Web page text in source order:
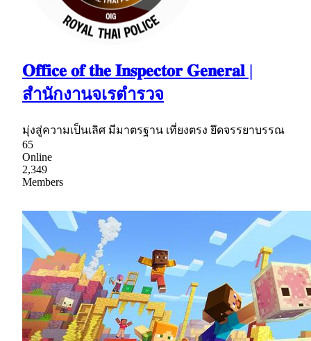
𝐎𝐟𝐟𝐢𝐜𝐞 𝐨𝐟 𝐭𝐡𝐞 𝐈𝐧𝐬𝐩𝐞𝐜𝐭𝐨𝐫 𝐆𝐞𝐧𝐞𝐫𝐚𝐥 |
สำนักงานจเรตำรวจ
มุ่งสู่ความเป็นเลิศ มีมาตรฐาน เที่ยงตรง ยึดจรรยาบรรณ
65
Online
2,349
Members